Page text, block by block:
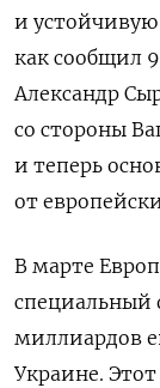
и
как сообщил
Александр
со стороны
и теперь
от
В марте
специальный
миллиардов
Украине.